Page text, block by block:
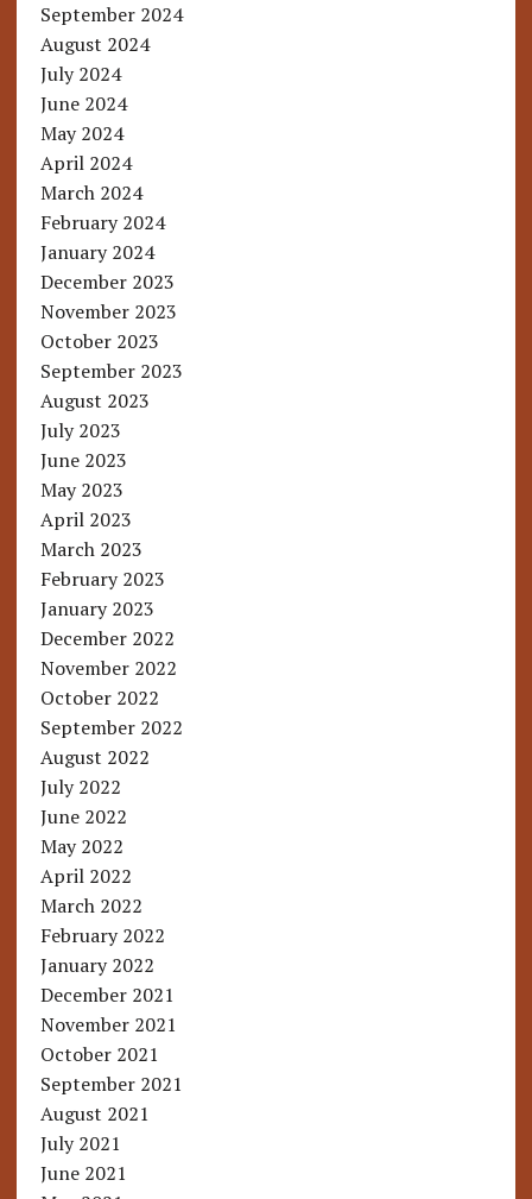
September 2024
August 2024
July 2024
June 2024
May 2024
April 2024
March 2024
February 2024
January 2024
December 2023
November 2023
October 2023
September 2023
August 2023
July 2023
June 2023
May 2023
April 2023
March 2023
February 2023
January 2023
December 2022
November 2022
October 2022
September 2022
August 2022
July 2022
June 2022
May 2022
April 2022
March 2022
February 2022
January 2022
December 2021
November 2021
October 2021
September 2021
August 2021
July 2021
June 2021